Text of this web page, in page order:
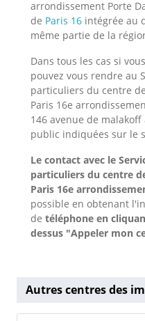
arrondissement Porte
de Paris 16 intégrée au
même partie de la
Dans tous les cas si
pouvez vous rendre au
particuliers du centre
Paris 16e
146 avenue de
public indiquées sur le
Le contact avec le
particuliers du centre
Paris 16e
possible en obtenant
de téléphone en
dessus "Appeler mon
Autres centres des